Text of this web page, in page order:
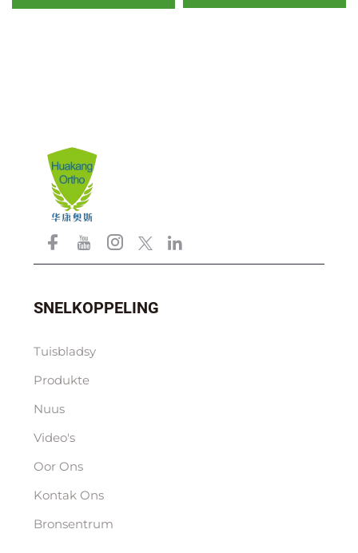
SNELKOPPELING
Tuisbladsy
Produkte
Nuus
Video's
Oor Ons
Kontak Ons
Bronsentrum